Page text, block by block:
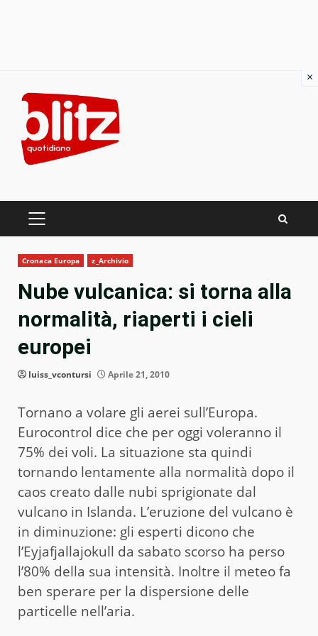
content
PRIMARY
Cronaca Europa z_Archivio
Nube vulcanica: si torna alla
normalità, riaperti i cieli
europei
luiss_vcontursi Aprile 21, 2010
Tornano a volare gli aerei sull’Europa.
Eurocontrol dice che per oggi voleranno il
75% dei voli. La situazione sta quindi
tornando lentamente alla normalità dopo il
caos creato dalle nubi sprigionate dal
vulcano in Islanda. L’eruzione del vulcano è
in diminuzione: gli esperti dicono che
l’Eyjafjallajokull da sabato scorso ha perso
l’80% della sua intensità. Inoltre il meteo fa
ben sperare per la dispersione delle
particelle nell’aria.
×